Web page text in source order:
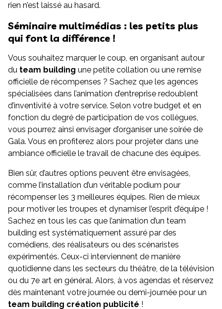
rien n’est laissé au hasard.
Séminaire multimédias : les petits plus
qui font la différence !
Vous souhaitez marquer le coup, en organisant autour
du team building une petite collation ou une remise
officielle de récompenses ? Sachez que les agences
spécialisées dans l’animation d’entreprise redoublent
d’inventivité à votre service. Selon votre budget et en
fonction du degré de participation de vos collègues,
vous pourrez ainsi envisager d’organiser une soirée de
Gala. Vous en profiterez alors pour projeter dans une
ambiance officielle le travail de chacune des équipes.
Bien sûr, d’autres options peuvent être envisagées,
comme l’installation d’un véritable podium pour
récompenser les 3 meilleures équipes. Rien de mieux
pour motiver les troupes et dynamiser l’esprit d’équipe !
Sachez en tous les cas que l’animation d’un team
building est systématiquement assuré par des
comédiens, des réalisateurs ou des scénaristes
expérimentés. Ceux-ci interviennent de manière
quotidienne dans les secteurs du théâtre, de la télévision
ou du 7e art en général. Alors, à vos agendas et réservez
dès maintenant votre journée ou demi-journée pour un
team building création publicité !